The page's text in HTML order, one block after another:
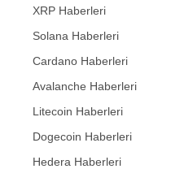
XRP Haberleri
Solana Haberleri
Cardano Haberleri
Avalanche Haberleri
Litecoin Haberleri
Dogecoin Haberleri
Hedera Haberleri